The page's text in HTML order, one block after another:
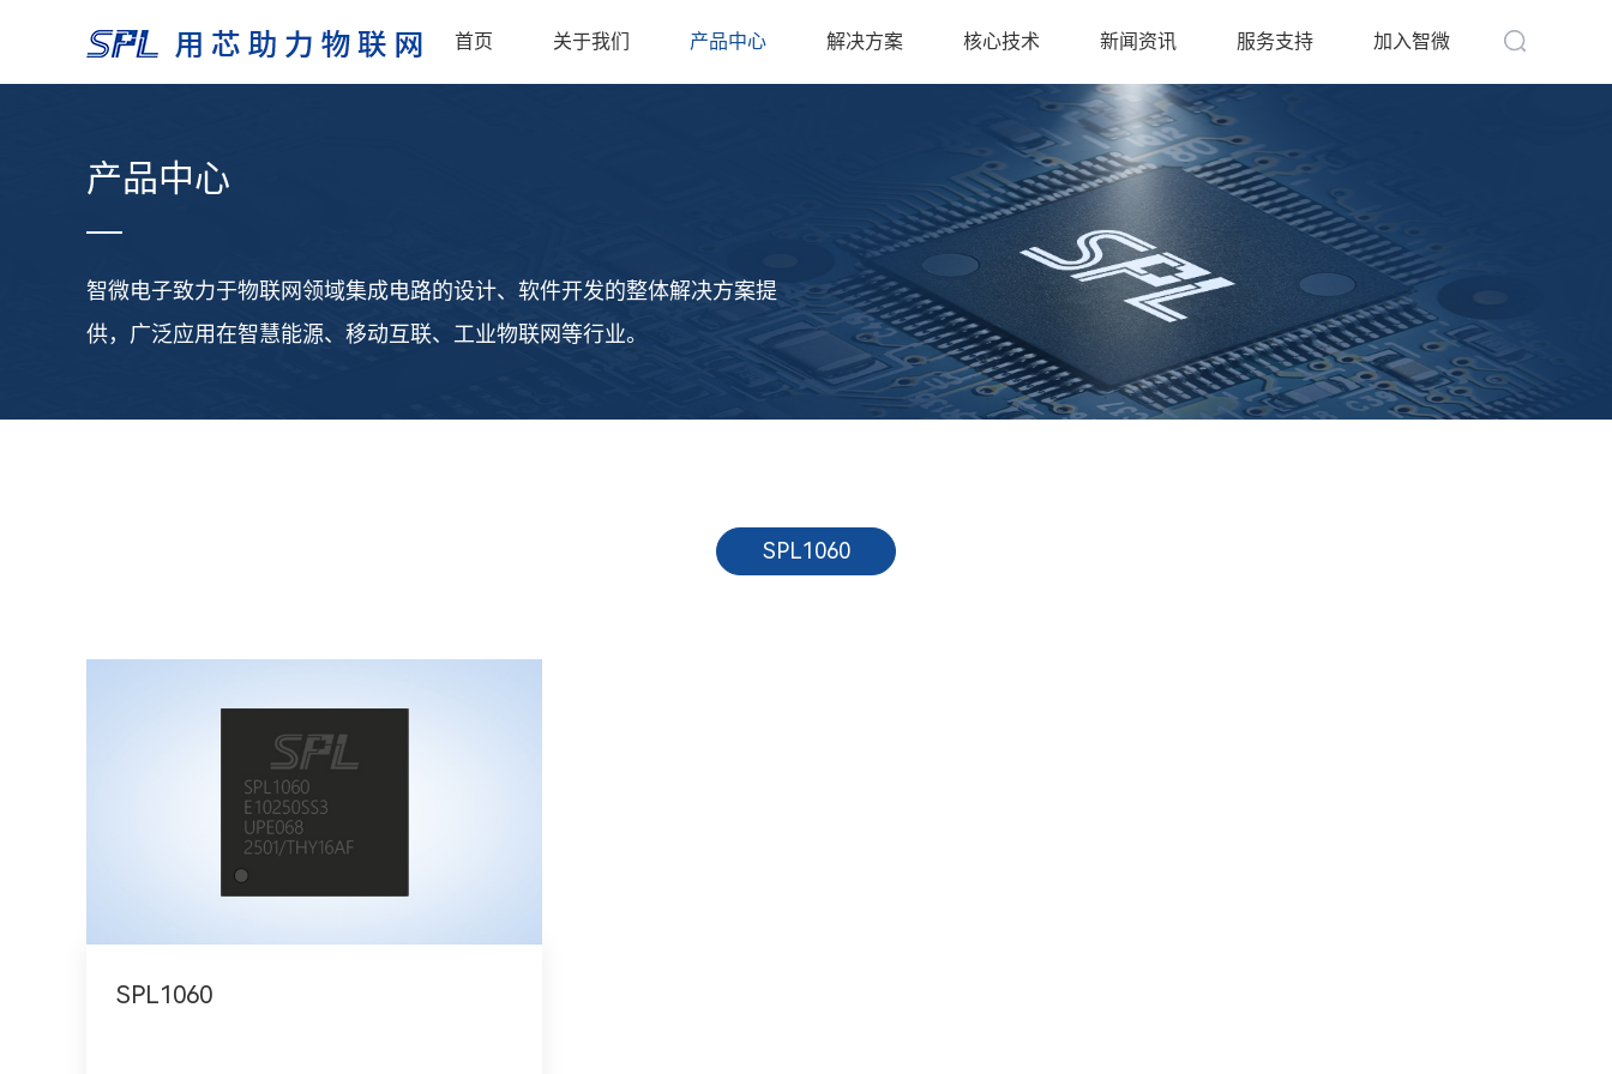
首页 关于我们 产品中心 解决方案 核心技术 新闻资讯 服务支持 加入智微
产品中心
智微电子致力于物联网领域集成电路的设计、软件开发的整体解决方案提
供，广泛应用在智慧能源、移动互联、工业物联网等行业。
SPL1060
SPL1060